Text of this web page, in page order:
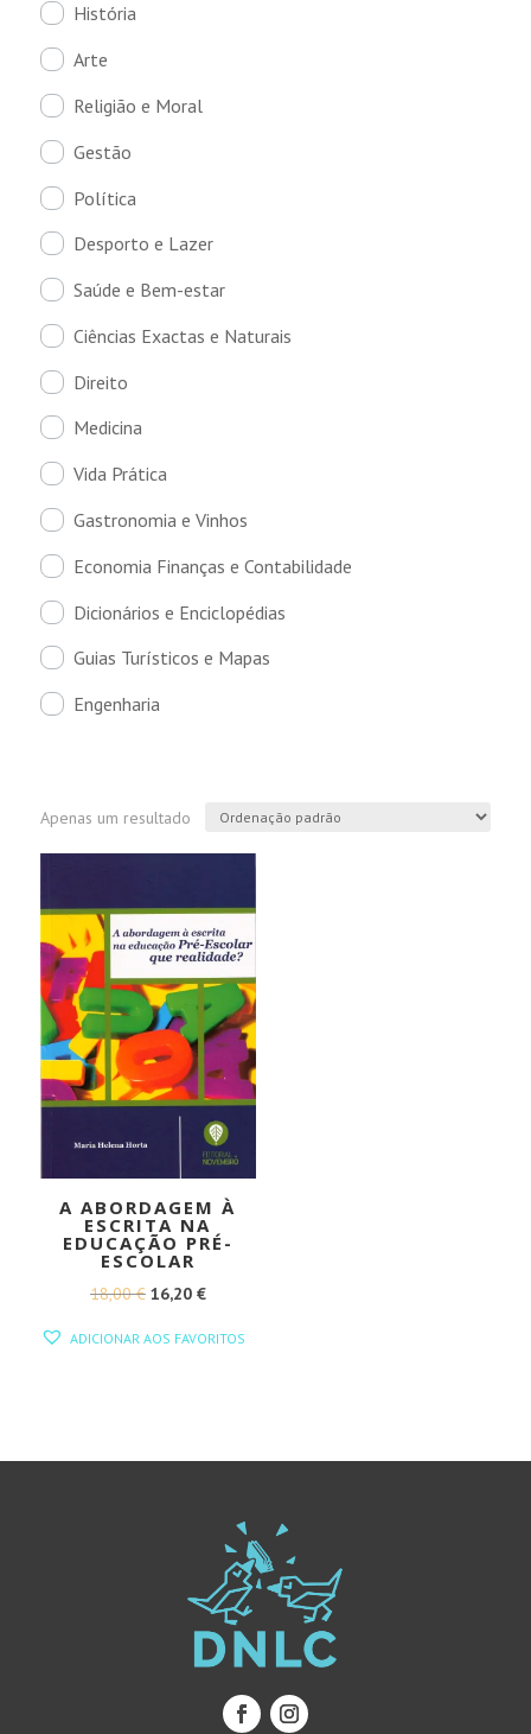
História
Arte
Religião e Moral
Gestão
Política
Desporto e Lazer
Saúde e Bem-estar
Ciências Exactas e Naturais
Direito
Medicina
Vida Prática
Gastronomia e Vinhos
Economia Finanças e Contabilidade
Dicionários e Enciclopédias
Guias Turísticos e Mapas
Engenharia
Apenas um resultado
A ABORDAGEM À
ESCRITA NA
EDUCAÇÃO PRÉ-
ESCOLAR
18,00€ O
16,20 €O
ADICIONAR AOS FAVORITOS